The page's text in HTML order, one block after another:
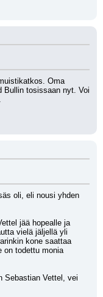
Oma
Bullin tosissaan nyt. Voi
oli, eli nousi yhden
jää hopealle ja
vielä jäljellä yli
kone saattaa
on todettu monia
Sebastian Vettel, vei